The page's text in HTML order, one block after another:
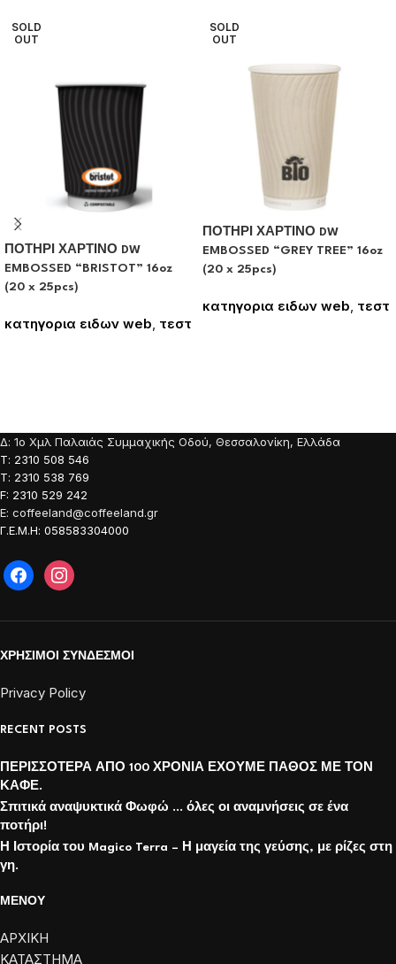
SOLD
OUT
ΠΟΤΗΡΙ ΧΑΡΤΙΝΟ DW
EMBOSSED “BRISTOT” 16oz
(20 x 25pcs)
κατηγορια ειδων web τεστ
SOLD
OUT
ΠΟΤΗΡΙ ΧΑΡΤΙΝΟ DW
EMBOSSED “GREY TREE” 16oz
(20 x 25pcs)
κατηγορια ειδων web, τεστ
Δ: 1o Χμλ Παλαιάς Συμμαχικής Οδού, Θεσσαλονίκη, Ελλάδα
Τ: 2310 508 546
Τ: 2310 538 769
F: 2310 529 242
E: coffeeland@coffeeland.gr
Γ.Ε.Μ.Η: 058583304000
ΧΡΗΣΙΜΟΙ ΣΥΝΔΕΣΜΟΙ
Privacy Policy
RECENT POSTS
ΠΕΡΙΣΣΟΤΕΡΑ ΑΠΟ 100 ΧΡΟΝΙΑ ΕΧΟΥΜΕ ΠΑΘΟΣ ΜΕ ΤΟΝ
ΚΑΦΕ.
Σπιτικά αναψυκτικά Φωφώ … όλες οι αναμνήσεις σε ένα
ποτήρι!
Η Ιστορία του Magico Terra – Η μαγεία της γεύσης, με ρίζες στη
γη.
ΜΕΝΟΥ
ΑΡΧΙΚΗ
ΚΑΤΑΣΤΗΜΑ